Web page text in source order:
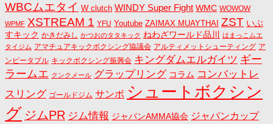
WBCムエタイ W clutch WINDY Super Fight WMC WOWOW
WPMF XSTREAM 1 YFU Youtube ZAIMAX MUAYTHAI ZST いぶ
すキック かきだみし かつおのタタキック ねわざワールド品川
はまっこムエ
タイジム アマチュアキックボクシング協議会 アルティメットシューティング ア
ンビータブル キックボクシング振興会 キングダムエルガイツ ギー
ラームエ クンクメール グラップリング コラム コンバットレ
スリング ゴールドジム サンボ シュートボクシン
グ ジムPR ジム情報 ジャパンAMMA協会 ジャパンカップ